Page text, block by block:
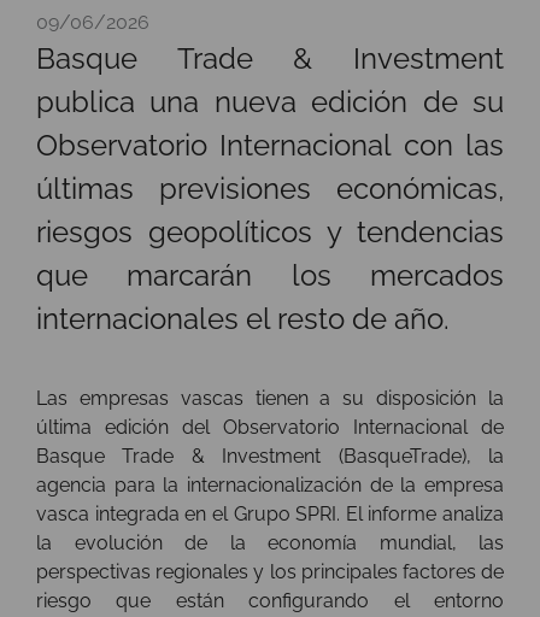
09/06/2026
Basque Trade & Investment
publica una nueva edición de su
Observatorio Internacional con las
últimas previsiones económicas,
riesgos geopolíticos y tendencias
que marcarán los mercados
internacionales el resto de año.
Las empresas vascas tienen a su disposición la
última edición del Observatorio Internacional de
Basque Trade & Investment (BasqueTrade), la
agencia para la internacionalización de la empresa
vasca integrada en el Grupo SPRI. El informe analiza
la evolución de la economía mundial, las
perspectivas regionales y los principales factores de
riesgo que están configurando el entorno